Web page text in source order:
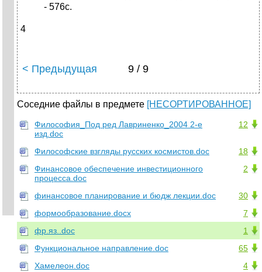
- 576с.
4
< Предыдущая 9 / 9
Соседние файлы в предмете [НЕСОРТИРОВАННОЕ]
12
Философия_Под ред Лавриненко_2004 2-е
изд.doc
18
Философские взгляды русских космистов.doc
2
Финансовое обеспечение инвестиционного
процесса.doc
30
финансовое планирование и бюдж лекции.doc
7
формообразование.docx
1
фр.яз..doc
65
Функциональное направление.doc
4
Хамелеон.doc